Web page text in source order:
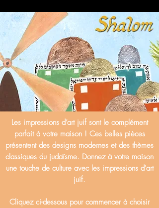
Les impressions d’art juif sont le complément
parfait à votre maison ! Ces belles pièces
présentent des designs modernes et des thèmes
classiques du judaïsme. Donnez à votre maison
une touche de culture avec les impressions d'art
juif.
Cliquez ci-dessous pour commencer à choisir